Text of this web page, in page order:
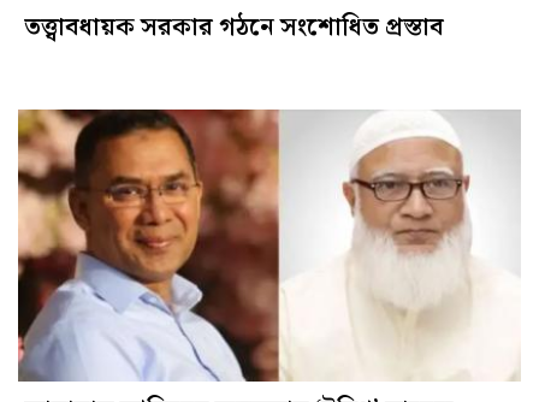
তত্ত্বাবধায়ক সরকার গঠনে সংশোধিত প্রস্তাব